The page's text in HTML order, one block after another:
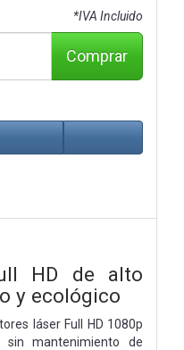
*IVA Incluido
Comprar
HD de alto
y ecológico
láser Full HD 1080p
sin mantenimiento de